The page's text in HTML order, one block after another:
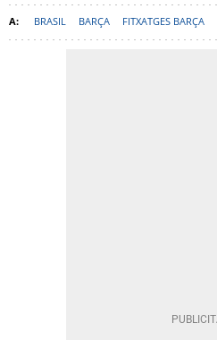
BRASIL BARÇA FITXATGES BARÇA